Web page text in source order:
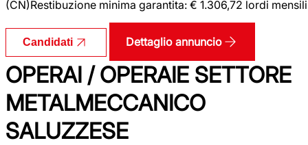
(CN)Restibuzione minima garantita: € 1.306,72 lordi mensili
Candidati Dettaglio annuncio
OPERAI / OPERAIE SETTORE
METALMECCANICO
SALUZZESE